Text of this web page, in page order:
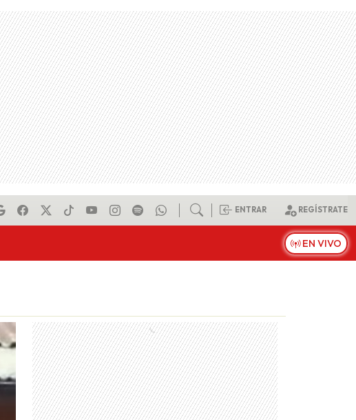
ENTRAR REGÍSTRATE
EN VIVO